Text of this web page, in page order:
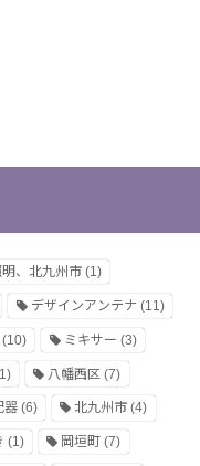
明、北九州市(1)
デザインアンテナ(11)
(10) ミキサー (3)
八幡西区 (7)
器(6) 北九州市 (4)
(1) 岡垣町 (7)